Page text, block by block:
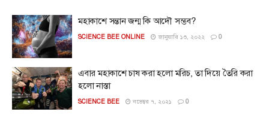
মহাকাশে সন্তান জন্ম কি আদৌ সম্ভব?
SCIENCE BEE ONLINE জানুয়ারি ১৩, ২০২২ 0
এবার মহাকাশে চাষ করা হলো মরিচ, তা দিয়ে তৈরি করা
হলো নাস্তা
SCIENCE BEE নভেম্বর ৭, ২০২১ 0